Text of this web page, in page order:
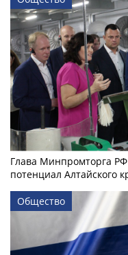
Глава Минпромторга
потенциал Алтайского
Общество